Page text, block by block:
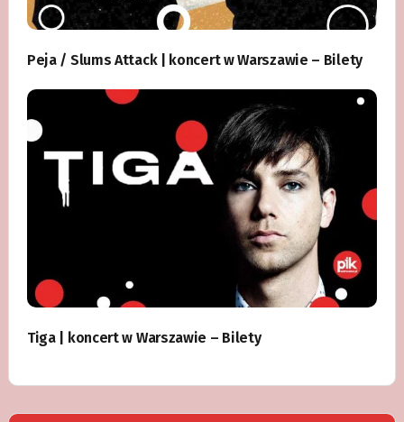
Peja / Slums Attack | koncert w Warszawie – Bilety
Tiga | koncert w Warszawie – Bilety